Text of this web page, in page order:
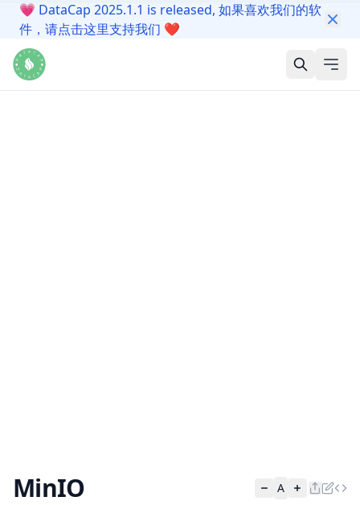
💗 DataCap 2025.1.1 is released, 如果喜欢我们的软
件，请点击这里支持我们 ❤️
MinIO A